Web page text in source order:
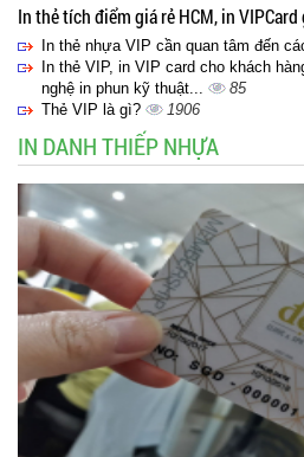
In thẻ tích điểm giá rẻ HCM, in VIPCard
In thẻ nhựa VIP cần quan tâm đến
In thẻ VIP, in VIP card cho khách
nghệ in phun kỹ thuật...
85
Thẻ VIP là gì?
1906
IN DANH THIẾP NHỰA